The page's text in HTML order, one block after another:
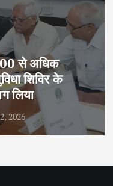
से अधिक
शिविर के
लिया
2026